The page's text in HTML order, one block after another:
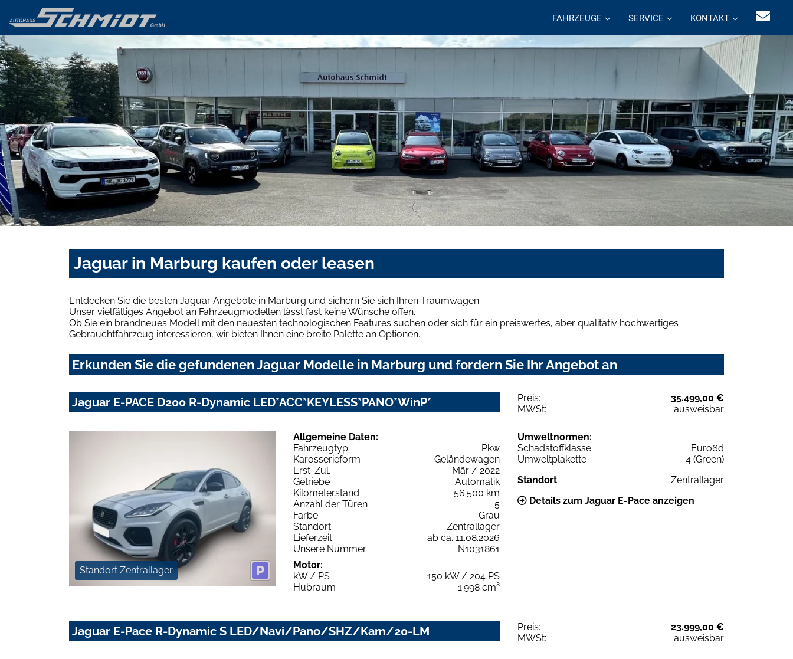
FAHRZEUGE SERVICE KONTAKT
Jaguar in Marburg kaufen oder leasen
Entdecken Sie die besten Jaguar Angebote in Marburg und sichern Sie sich Ihren Traumwagen.
Unser vielfältiges Angebot an Fahrzeugmodellen lässt fast keine Wünsche offen.
Ob Sie ein brandneues Modell mit den neuesten technologischen Features suchen oder sich für ein preiswertes, aber qualitativ hochwertiges
Gebrauchtfahrzeug interessieren, wir bieten Ihnen eine breite Palette an Optionen.
Erkunden Sie die gefundenen Jaguar Modelle in Marburg und fordern Sie Ihr Angebot an
Jaguar E-PACE D200 R-Dynamic LED*ACC*KEYLESS*PANO*WinP* Preis:
35.499,00 €
MWSt:
ausweisbar
Standort Zentrallager
Allgemeine Daten:
Fahrzeugtyp
Pkw
Karosserieform
Geländewagen
Erst-Zul.
Mär / 2022
Getriebe
Automatik
Kilometerstand
56.500 km
Anzahl der Türen
5
Farbe
Grau
Standort
Zentrallager
Lieferzeit
ab ca. 11.08.2026
Unsere Nummer
N1031861
Motor:
kW / PS
150 kW / 204 PS
Hubraum
1.998 cm³
Umweltnormen:
Schadstoffklasse
Euro6d
Umweltplakette
4 (Green)
Standort
Zentrallager
Details zum Jaguar E-Pace anzeigen
Jaguar E-Pace R-Dynamic S LED/Navi/Pano/SHZ/Kam/20-LM Preis:
23.999,00 €
MWSt:
ausweisbar